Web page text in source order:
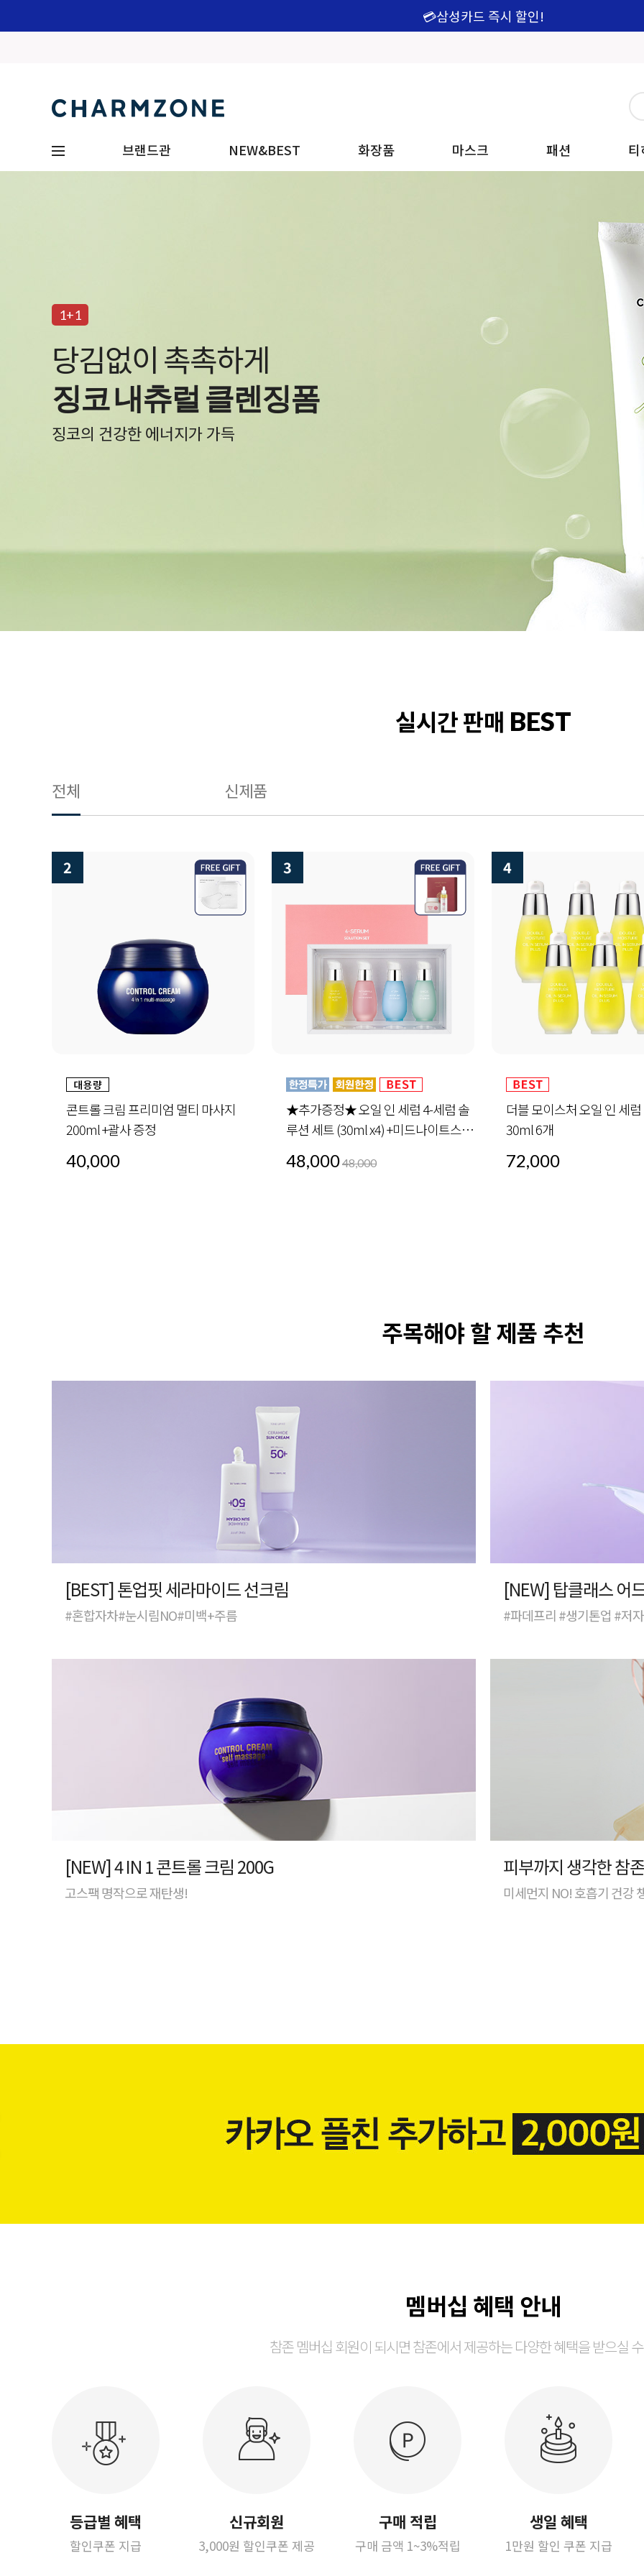
💳삼성카드 즉시 할인!
브랜드관 NEW&BEST 화장품 마스크 패션
1+1
백탁 NO! 자극 NO!
알바트로스 레포츠 선
물과 땀에 자유로운 선크림
실시간 판매 BEST
전체 신제품
3
★추가증정★ 오일 인 세럼 4-세럼 솔
루션 세트 (30ml x4) +미드나이트스페
48,000
4
더블 모이스처 오일 인 세럼 플러스
30ml 6개
72,000
5
안티 링클 핑크 오일 인 세
72,000
주목해야 할 제품 추천
[BEST] 톤업핏 세라마이드 선크림
#혼합자차#눈시림NO#미백+주름
[NEW] 탑클래스 어
#파데프리 #생기톤업 #저
[NEW] 4 IN 1 콘트롤 크림 200G
고스팩 명작으로 재탄생!
피부까지 생각한 참
미세먼지 NO! 호흡기 건강
멤버십 혜택 안내
참존 멤버십 회원이 되시면 참존에서 제공하는 다양한 혜택을 받으실
등급별 혜택
할인쿠폰 지급
신규회원
3,000원 할인쿠폰 제공
구매 적립
구매 금액 1~3%적립
생일 혜택
1만원 할인 쿠폰 지급